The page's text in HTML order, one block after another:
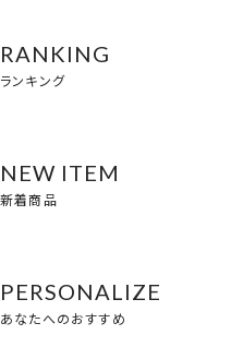
RANKING
ランキング
NEW ITEM
新着商品
PERSONALIZE
あなたへのおすすめ